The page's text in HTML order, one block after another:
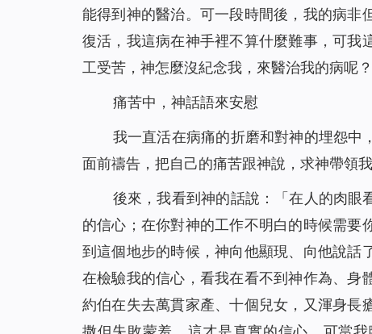
能得到神的醫治。可一段時間後，我的病非
復活，我這病在神手裡不算什麼難事，可我
工受苦，神怎麼沒紀念我，來醫治我的病呢？
痛苦中，神話語來安慰
我一直活在病痛的折磨和對神的埋怨中
面前禱告，把自己的痛苦跟神說，求神帶領
後來，我看到神的話說：「在人的肉眼
的信心；在你對神的工作不明白的時候需要
到這個地步的時候，神向他顯現、向他說話了
在檢驗我的信心，看我在看不到神作為、身
約伯在失去萬貫家產、十個兒女，又渾身長